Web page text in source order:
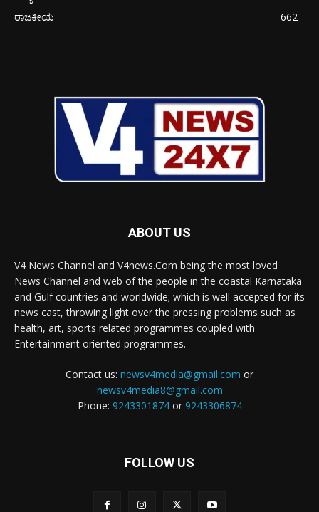
ರಾಜಕೀಯ
662
ABOUT US
V4 News Channel and V4news.Com being the most loved
News Channel and web of the people in the coastal Karnataka
and Gulf countries and worldwide; which is well accepted for its
news cast, throwing light over the pressing problems such as
health, art, sports related programmes coupled with
Entertainment oriented programmes.
Contact us: newsv4media@gmail.com or
newsv4media8@gmail.com
Phone: 9243301874or 9243306874
FOLLOW US